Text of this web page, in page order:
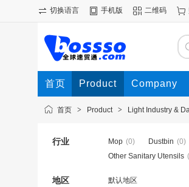
切换语言 手机版 二维码
首页 Product Company
首页 > Product > Light Industry &
行业 Mop (0) Dustbin (0)
Other Sanitary Utensils
地区 默认地区